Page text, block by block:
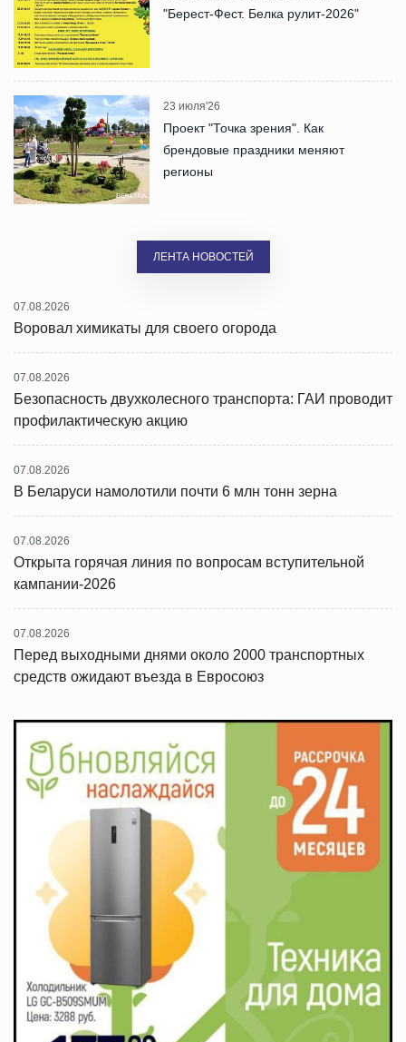
"Берест-Фест. Белка рулит-2026"
23 июля'26
Проект "Точка зрения". Как
брендовые праздники меняют
регионы
ЛЕНТА НОВОСТЕЙ
07.08.2026
Воровал химикаты для своего огорода
07.08.2026
Безопасность двухколесного транспорта: ГАИ проводит
профилактическую акцию
07.08.2026
В Беларуси намолотили почти 6 млн тонн зерна
07.08.2026
Открыта горячая линия по вопросам вступительной
кампании-2026
07.08.2026
Перед выходными днями около 2000 транспортных
средств ожидают въезда в Евросоюз